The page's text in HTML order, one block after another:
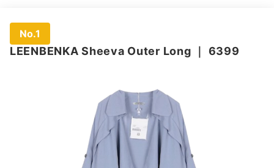
No.1
LEENBENKA Sheeva Outer Long 6399